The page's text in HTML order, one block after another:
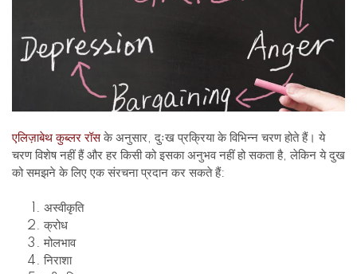
एलिज़ाबेथ कुब्लर रॉसके अनुसार, दुःख प्रक्रिया के विभिन्न चरण होते हैं। ये
चरण विशेष नहीं हैं और हर किसी को इसका अनुभव नहीं हो सकता है, लेकिन ये दुख
को समझने के लिए एक संरचना प्रदान कर सकते हैं:
अस्वीकृति
क्रोध
मोलभाव
निराशा